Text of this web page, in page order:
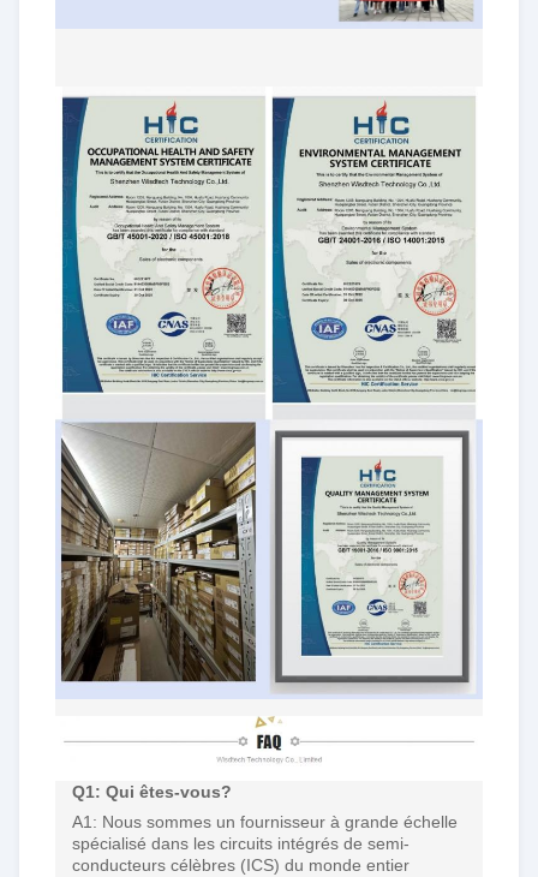
Q1: Qui êtes-vous?
A1: Nous sommes un fournisseur à grande échelle
spécialisé dans les circuits intégrés de semi-
conducteurs célèbres (ICS) du monde entier